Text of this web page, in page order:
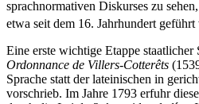
sprachnormativen Diskurses zu
etwa seit dem 16. Jahrhundert
Eine erste wichtige Etappe staatlicher
Ordonnance de Villers-Cotterêts
Sprache statt der lateinischen in
vorschrieb. Im Jahre 1793 erfuhr